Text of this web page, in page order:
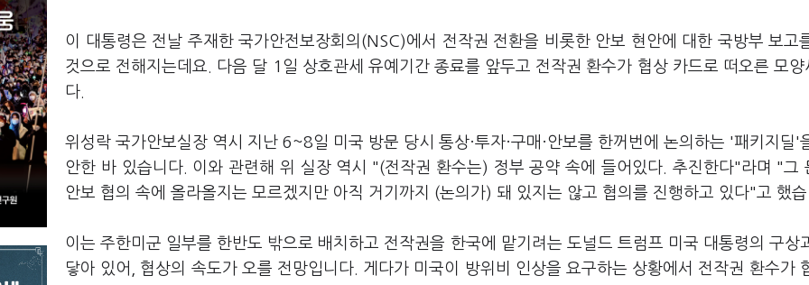
이 대통령은 전날 주재한 국가안전보장회의(NSC)에서 전작권 전환을 비롯한 안보 현안에 대한 국방부 보고
것으로 전해지는데요. 다음 달 1일 상호관세 유예기간 종료를 앞두고 전작권 환수가 협상 카드로 떠오른 모양
다.
위성락 국가안보실장 역시 지난 6~8일 미국 방문 당시 통상·투자·구매·안보를 한꺼번에 논의하는 '패키지딜'
안한 바 있습니다. 이와 관련해 위 실장 역시 "(전작권 환수는) 정부 공약 속에 들어있다. 추진한다"라며 "그
안보 협의 속에 올라올지는 모르겠지만 아직 거기까지 (논의가) 돼 있지는 않고 협의를 진행하고 있다"고 했
이는 주한미군 일부를 한반도 밖으로 배치하고 전작권을 한국에 맡기려는 도널드 트럼프 미국 대통령의 구상
닿아 있어, 협상의 속도가 오를 전망입니다. 게다가 미국이 방위비 인상을 요구하는 상황에서 전작권 환수가